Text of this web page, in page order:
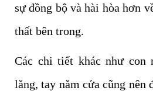
sự đồng bộ và hài hòa hơn
thất bên trong.
Các chi tiết khác như con
lăng, tay năm cửa cũng nên